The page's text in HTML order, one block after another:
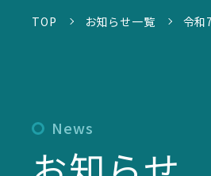
部門紹介
TOP お知らせ一覧 令和
News